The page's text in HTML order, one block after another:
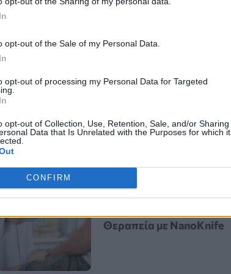
opt-out of the Sale of my Personal Data.
opt-out of processing my Personal Data for Targeted
opt-out of Collection, Use, Retention, Sale, and/or Sharing
Data that Is Unrelated with the Purposes for which it
CONFIRM
να προγραμματίζουν
με αυτοπρόσωπη παρουσία.
ενιαία καταγραφή,καλύτερο
υπηρεσίες ψυχικής υγείας,
στους πολίτες και τις
Νέα Ελάχιστα
Θεραπεία με NanoKnife